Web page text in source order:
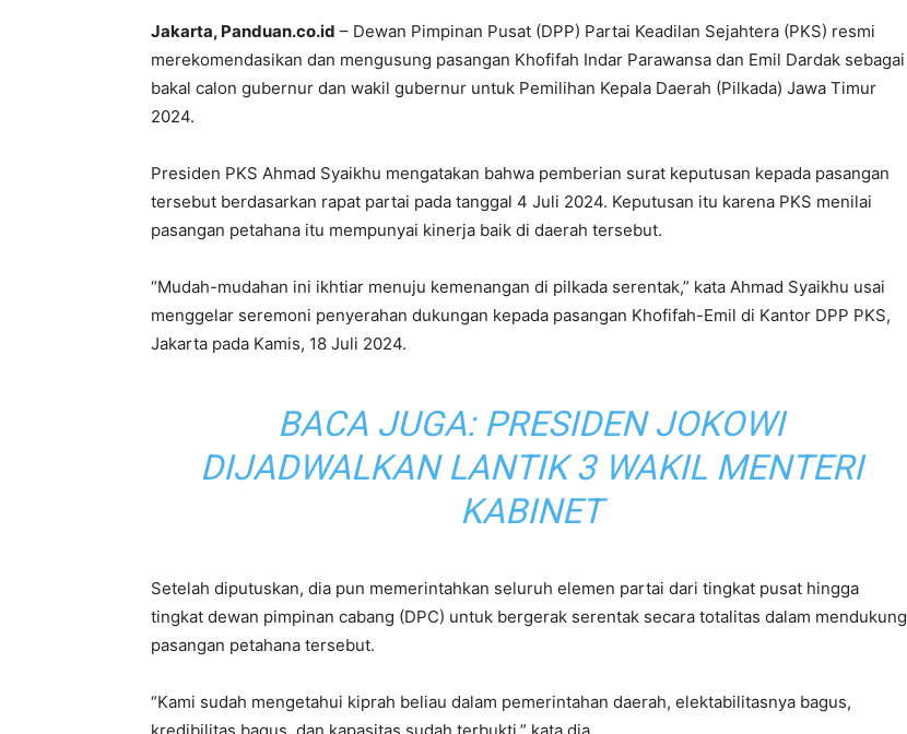
Jakarta, Panduan.co.id – Dewan Pimpinan Pusat (DPP) Partai Keadilan Sejahtera (PKS) resmi
merekomendasikan dan mengusung pasangan Khofifah Indar Parawansa dan Emil Dardak sebagai
bakal calon gubernur dan wakil gubernur untuk Pemilihan Kepala Daerah (Pilkada) Jawa Timur
2024.
Presiden PKS Ahmad Syaikhu mengatakan bahwa pemberian surat keputusan kepada pasangan
tersebut berdasarkan rapat partai pada tanggal 4 Juli 2024. Keputusan itu karena PKS menilai
pasangan petahana itu mempunyai kinerja baik di daerah tersebut.
“Mudah-mudahan ini ikhtiar menuju kemenangan di pilkada serentak,” kata Ahmad Syaikhu usai
menggelar seremoni penyerahan dukungan kepada pasangan Khofifah-Emil di Kantor DPP PKS,
Jakarta pada Kamis, 18 Juli 2024.
BACA JUGA: PRESIDEN JOKOWI
DIJADWALKAN LANTIK 3 WAKIL MENTERI
KABINET
Setelah diputuskan, dia pun memerintahkan seluruh elemen partai dari tingkat pusat hingga
tingkat dewan pimpinan cabang (DPC) untuk bergerak serentak secara totalitas dalam mendukung
pasangan petahana tersebut.
“Kami sudah mengetahui kiprah beliau dalam pemerintahan daerah, elektabilitasnya bagus,